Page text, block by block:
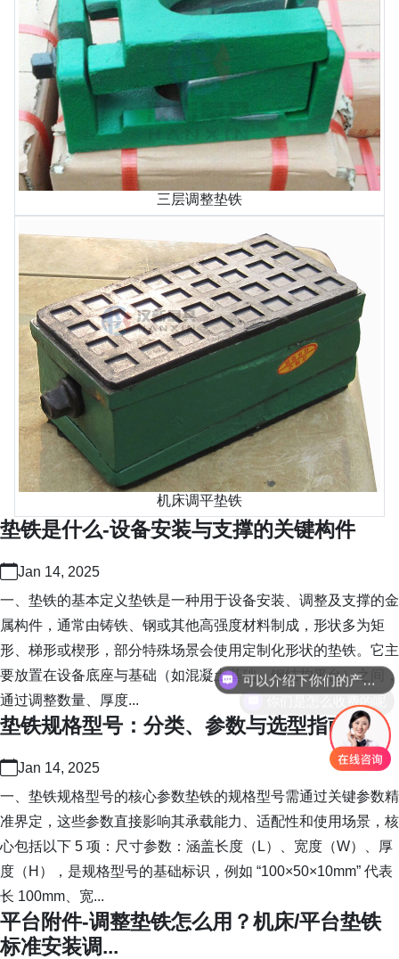
三层调整垫铁
机床调平垫铁
垫铁是什么-设备安装与支撑的关键构件
Jan 14, 2025
一、垫铁的基本定义垫铁是一种用于设备安装、调整及支撑的金
属构件，通常由铸铁、钢或其他高强度材料制成，形状多为矩
形、梯形或楔形，部分特殊场景会使用定制化形状的垫铁。它主
要放置在设备底座与基础（如混凝土基础、钢结构平台）之间，
通过调整数量、厚度...
垫铁规格型号：分类、参数与选型指南
Jan 14, 2025
一、垫铁规格型号的核心参数垫铁的规格型号需通过关键参数精
准界定，这些参数直接影响其承载能力、适配性和使用场景，核
心包括以下 5 项：尺寸参数：涵盖长度（L）、宽度（W）、厚
度（H），是规格型号的基础标识，例如 “100×50×10mm” 代表
长 100mm、宽...
平台附件-调整垫铁怎么用？机床/平台垫铁
标准安装调...
可以介绍下你们的产品么
你们是怎么收费的呢